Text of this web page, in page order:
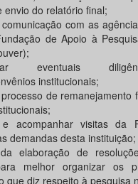
envio do relatório final;
com as
de Apoio à
eventuais
institucionais;
de remanejamento
e acompanhar visitas da
demandas desta instituição;
elaboração de
melhor organizar os
que diz respeito à pesquisa